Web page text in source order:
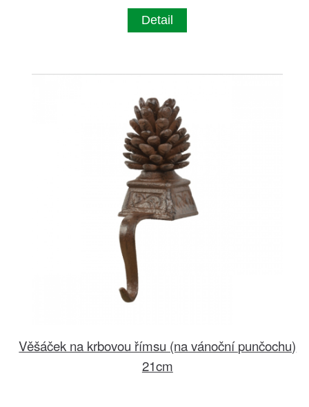
Detail
Věšáček na krbovou římsu (na vánoční punčochu)
21cm